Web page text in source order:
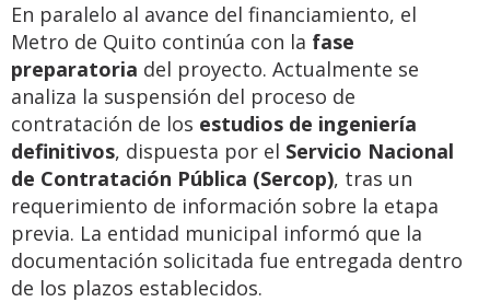
En paralelo al avance del financiamiento, el
Metro de Quito continúa con la fase
preparatoria del proyecto. Actualmente se
analiza la suspensión del proceso de
contratación de los estudios de ingeniería
definitivos, dispuesta por el Servicio Nacional
de Contratación Pública (Sercop), tras un
requerimiento de información sobre la etapa
previa. La entidad municipal informó que la
documentación solicitada fue entregada dentro
de los plazos establecidos.